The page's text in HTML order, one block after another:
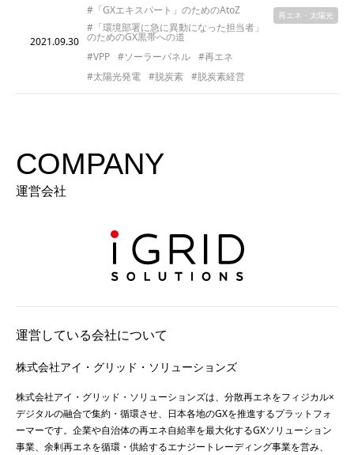
2021.09.30
#「GXエキスパート」のためのAtoZ
#「環境部署に急に異動になった担当者」
のためのGX黒帯への道
#VPP
#ソーラーパネル
#再エネ
#太陽光発電
#脱炭素 #脱炭素経営
再エネ・太陽光
COMPANY
運営会社
運営している会社について
株式会社アイ・グリッド・ソリューションズ
株式会社アイ・グリッド・ソリューションズは、分散再エネをフィジカル×
デジタルの融合で集約・循環させ、日本各地のGXを推進するプラットフォ
ーマーです。企業や自治体の再エネ自給率を最大化するGXソリューション
事業、余剰再エネを循環・供給するエナジートレーディング事業を営み、